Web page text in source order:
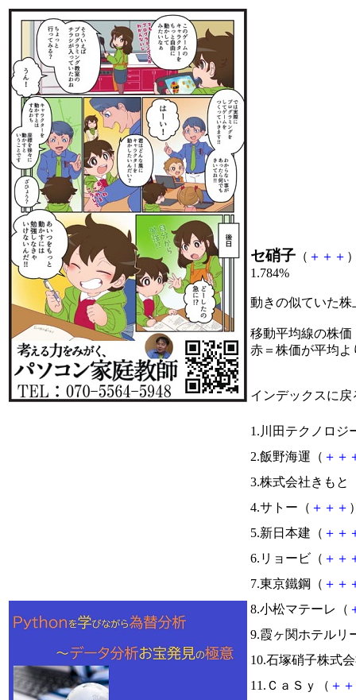
セ硝子 （ ＋ ＋ ＋
1.784%
動きの似ていた
移動平均線の株価
赤＝株価が平均
インデックスに戻
1.川田テクノロジ
2.飯野海運（ ＋ ＋
3.株式会社きもと
4.サトー（ ＋ ＋ ＋
5.新日本建（ ＋ ＋
6.リョービ（ ＋ ＋
7.東京鐵鋼（ ＋ ＋
8.小松マテーレ（
9.霞ヶ関ホテルリ
10.石塚硝子株式
11.ＣａＳｙ（ ＋ ＋